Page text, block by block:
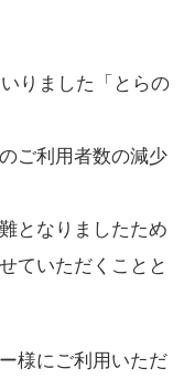
りました「とらの
ご利用者数の減少
となりましたため
ていただくことと
様にご利用いただ